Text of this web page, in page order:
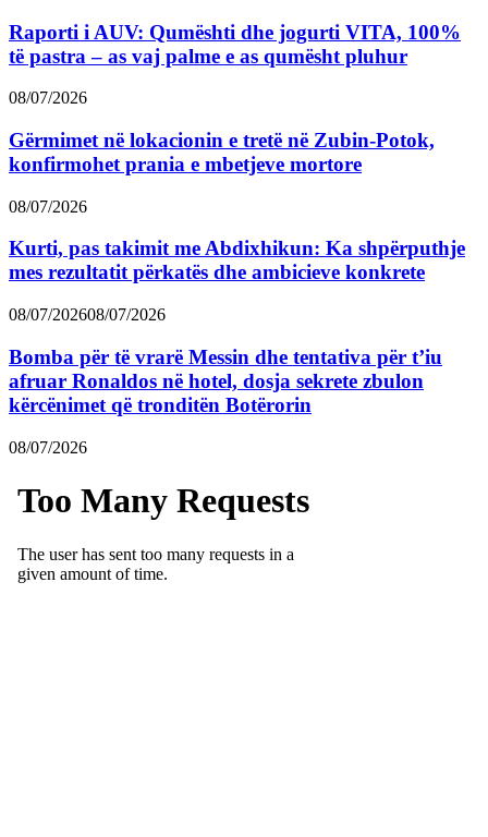
Raporti i AUV: Qumështi dhe jogurti VITA, 100%
të pastra – as vaj palme e as qumësht pluhur
08/07/2026
Gërmimet në lokacionin e tretë në Zubin-Potok,
konfirmohet prania e mbetjeve mortore
08/07/2026
Kurti, pas takimit me Abdixhikun: Ka shpërputhje
mes rezultatit përkatës dhe ambicieve konkrete
08/07/202608/07/2026
Bomba për të vrarë Messin dhe tentativa për t’iu
afruar Ronaldos në hotel, dosja sekrete zbulon
kërcënimet që tronditën Botërorin
08/07/2026